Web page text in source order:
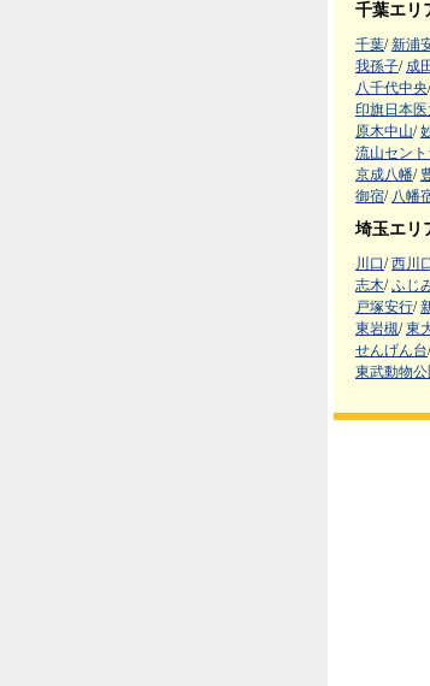
千葉エリ
千葉/ 新浦
我孫子/ 成
八千代中央/
印旗日本
原木中山/
流山セン
京成八幡/
御宿/ 八幡
埼玉エリ
川口/ 西川
志木/ ふじ
戸塚安行/
東岩槻/ 東
せんげん台/
東武動物公